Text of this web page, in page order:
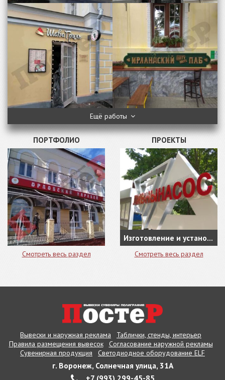
Ещё работы
ПОРТФОЛИО
Смотреть весь раздел
ПРОЕКТЫ
Изготовление и установка Доски Почета для АО "Ливнынасос"
Смотреть весь раздел
Вывески и наружная реклама
Таблички, стенды, интерьер
Правила размещения вывесок
Согласование наружной рекламы
Сувенирная продукция
Светодиодное оборудование ELF
г. Воронеж, Солнечная улица, 31А